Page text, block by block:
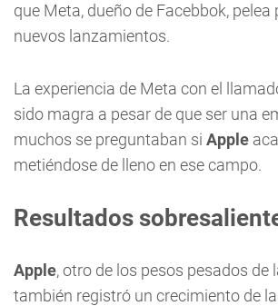
que Meta, dueño de Facebbok, pelea
nuevos lanzamientos.
La experiencia de Meta con el
sido magra a pesar de que ser una
muchos se preguntaban si Apple
metiéndose de lleno en ese campo.
Resultados
Apple, otro de los pesos pesados de
también registró un crecimiento de